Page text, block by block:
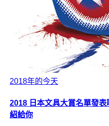
2018年的今天
2018 日本文具大賞名單發
紹給你